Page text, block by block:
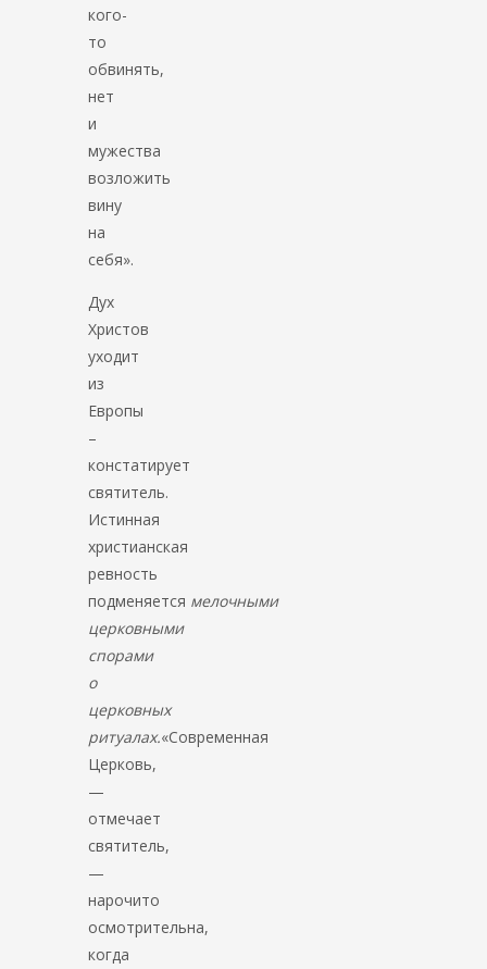
кого-
то
обвинять,
нет
и
мужества
возложить
вину
на
себя».
Дух
Христов
уходит
из
Европы
–
констатирует
святитель.
Истинная
христианская
ревность
подменяется мелочными
церковными
спорами
о
церковных
ритуалах.«Современная
Церковь,
—
отмечает
святитель,
—
нарочито
осмотрительна,
когда